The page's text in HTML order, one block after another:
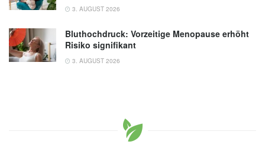
3. AUGUST 2026
Bluthochdruck: Vorzeitige Menopause erhöht
Risiko signifikant
3. AUGUST 2026